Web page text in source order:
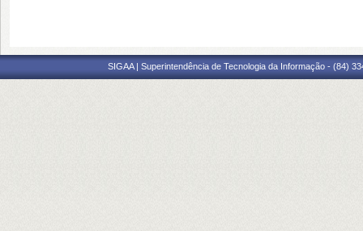
SIGAA | Superintendência de Tecnologia da Informação - (84)